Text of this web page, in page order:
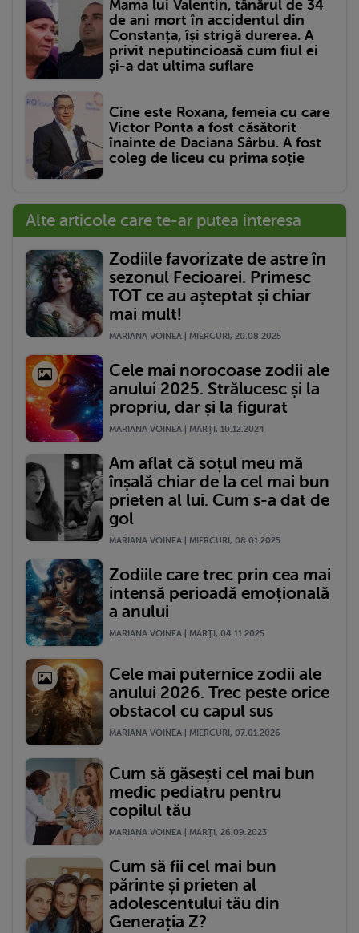
Mama lui Valentin, tânărul de 34
de ani mort în accidentul din
Constanța, își strigă durerea. A
privit neputincioasă cum fiul ei
și-a dat ultima suflare
Cine este Roxana, femeia cu care
Victor Ponta a fost căsătorit
înainte de Daciana Sârbu. A fost
coleg de liceu cu prima soție
Alte articole care te-ar putea interesa
Zodiile favorizate de astre în
sezonul Fecioarei. Primesc
TOT ce au așteptat și chiar
mai mult!
MARIANA VOINEA | MIERCURI, 20.08.2025
Cele mai norocoase zodii ale
anului 2025. Strălucesc și la
propriu, dar și la figurat
MARIANA VOINEA | MARŢI, 10.12.2024
Am aflat că soțul meu mă
înșală chiar de la cel mai bun
prieten al lui. Cum s-a dat de
gol
MARIANA VOINEA | MIERCURI, 08.01.2025
Zodiile care trec prin cea mai
intensă perioadă emoțională
a anului
MARIANA VOINEA | MARŢI, 04.11.2025
Cele mai puternice zodii ale
anului 2026. Trec peste orice
obstacol cu capul sus
MARIANA VOINEA | MIERCURI, 07.01.2026
Cum să găsești cel mai bun
medic pediatru pentru
copilul tău
MARIANA VOINEA | MARŢI, 26.09.2023
Cum să fii cel mai bun
părinte și prieten al
adolescentului tău din
Generația Z?